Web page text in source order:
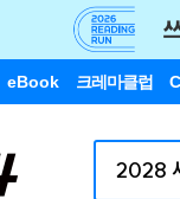
eBook 크레마클럽